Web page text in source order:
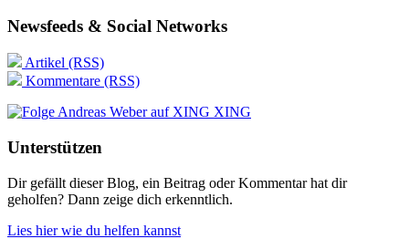
Newsfeeds & Social Networks
Artikel (RSS)
Kommentare (RSS)
XING
Unterstützen
Dir gefällt dieser Blog, ein Beitrag oder Kommentar hat dir
geholfen? Dann zeige dich erkenntlich.
Lies hier wie du helfen kannst